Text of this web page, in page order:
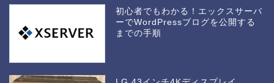
初心者でもわかる！エックスサーバ
ーでWordPressブログを公開する
までの手順